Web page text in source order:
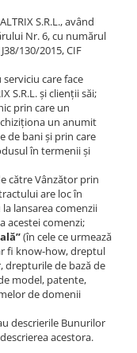
S.R.L., având
Nr. 6, cu numărul
130/2015, CIF
care face
S.R.L. şi clienţii săi;
prin care un
un anumit
de bani şi prin care
în termenii şi
către Vânzător prin
are loc în
lansarea comenzii
acestei comenzi;
(în cele ce urmează
fi know-how, dreptul
de bază de
model, patente,
de domenii
descrierile Bunurilor
acestora.